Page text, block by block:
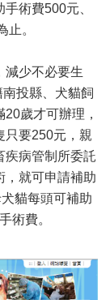
術費500元、
止。
減少不必要生
投縣、犬貓飼
歲才可辦理，
只要250元，親
疾病管制所委託
，就可申請補助
貓每頭可補助
術費。